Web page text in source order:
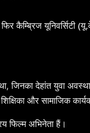
कैम्ब्रिज
जिनका देहांत युवा
और सामाजिक
अभिनेता हैं।